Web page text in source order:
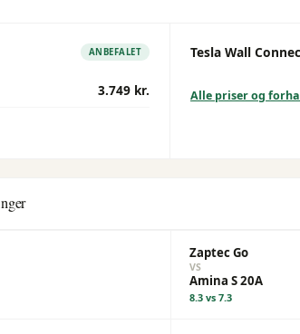
ANBEFALET
3.749 kr.
Tesla Wall
Alle priser og
Zaptec Go
VS
Amina S 20A
8.3vs 7.3